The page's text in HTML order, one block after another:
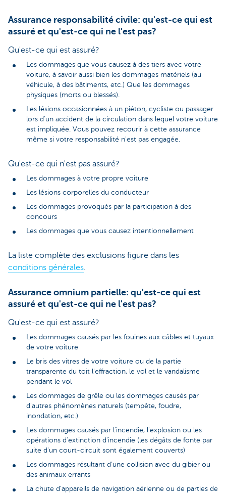
Assurance responsabilité civile: qu'est-ce qui est
assuré et qu'est-ce qui ne l'est pas?
Qu'est-ce qui est assuré?
Les dommages que vous causez à des tiers avec votre
voiture, à savoir aussi bien les dommages matériels (au
véhicule, à des bâtiments, etc.) Que les dommages
physiques (morts ou blessés).
Les lésions occasionnées à un piéton, cycliste ou passager
lors d'un accident de la circulation dans lequel votre voiture
est impliquée. Vous pouvez recourir à cette assurance
même si votre responsabilité n'est pas engagée.
Qu'est-ce qui n'est pas assuré?
Les dommages à votre propre voiture
Les lésions corporelles du conducteur
Les dommages provoqués par la participation à des
concours
Les dommages que vous causez intentionnellement
La liste complète des exclusions figure dans les
conditions générales.
Assurance omnium partielle: qu'est-ce qui est
assuré et qu'est-ce qui ne l'est pas?
Qu'est-ce qui est assuré?
Les dommages causés par les fouines aux câbles et tuyaux
de votre voiture
Le bris des vitres de votre voiture ou de la partie
transparente du toit l'effraction, le vol et le vandalisme
pendant le vol
Les dommages de grêle ou les dommages causés par
d'autres phénomènes naturels (tempête, foudre,
inondation, etc.)
Les dommages causés par l'incendie, l'explosion ou les
opérations d'extinction d'incendie (les dégâts de fonte par
suite d'un court-circuit sont également couverts)
Les dommages résultant d'une collision avec du gibier ou
des animaux errants
La chute d'appareils de navigation aérienne ou de parties de